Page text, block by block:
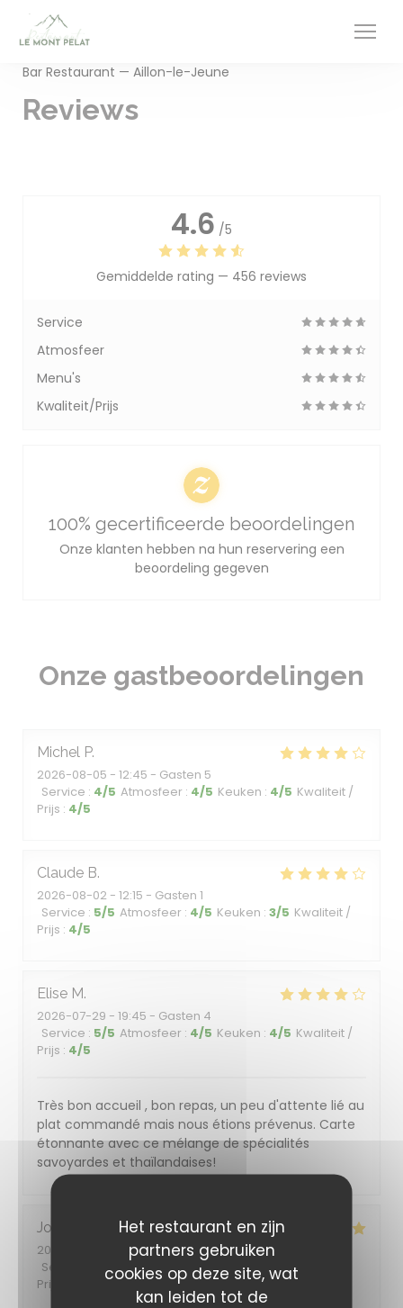
Cookies beheer paneel
Het restaurant en zijn
partners gebruiken
cookies op deze site, wat
kan leiden tot de
Bar Restaurant — Aillon-le-Jeune
Reviews
Onze gastbeoordelingen
Michel P
2026-08-05 - 12:45 - Gasten 5
Service : 4/5 Atmosfeer : 4/5 Keuken : 4/5 Kwaliteit /
Prijs : 4/5
Claude B
2026-08-02 - 12:15 - Gasten 1
Service : 5/5 Atmosfeer : 4/5 Keuken : 3/5 Kwaliteit /
Prijs : 4/5
Elise M
2026-07-29 - 19:45 - Gasten 4
Service : 5/5 Atmosfeer : 4/5 Keuken : 4/5 Kwaliteit /
Prijs : 4/5
Très bon accueil , bon repas, un peu d'attente lié au
plat commandé mais nous étions prévenus. Carte
étonnante avec ce mélange de spécialités
savoyardes et thaïlandaises!
Joelle
2026-07-28
- 19:30 - Gasten 1
Service
/5 Atmosfeer: 4/5 Keuken 5/5 Kwaliteit /
Prijs
4.6 /5
Gemiddelde rating — 456 reviews
Service
Atmosfeer
Menu's
Kwaliteit/Prijs
100% gecertificeerde beoordelingen
Onze klanten hebben na hun reservering een
beoordeling gegeven